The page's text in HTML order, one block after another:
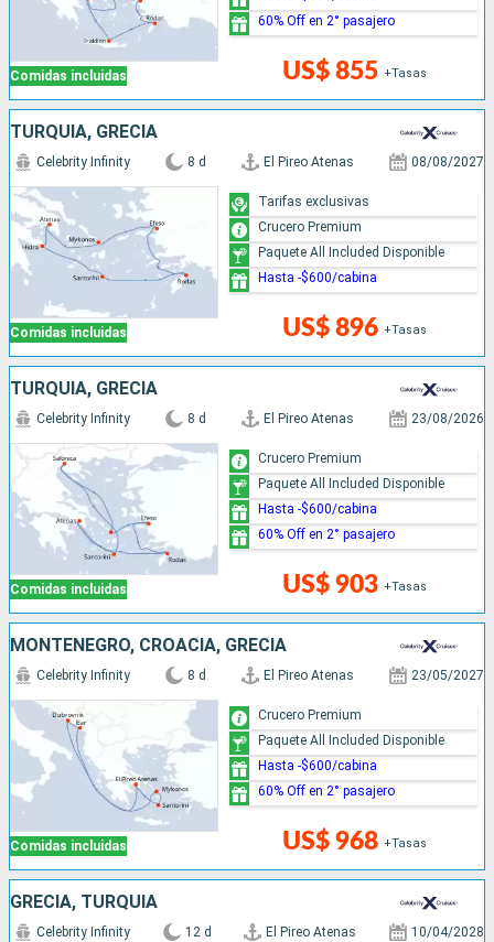
Comidas incluidas US$ 855 +Tasas
60% Off en 2° pasajero
TURQUÍA, GRECIA
Comidas incluidas
Celebrity Infinity 8 d El Pireo Atenas 08/08/2027
US$ 896 +Tasas
Tarifas exclusivas
Crucero Premium
Paquete All Included Disponible
Hasta -$600/cabina
TURQUÍA, GRECIA
Comidas incluidas
Celebrity Infinity 8 d El Pireo Atenas 23/08/2026
US$ 903 +Tasas
Crucero Premium
Paquete All Included Disponible
Hasta -$600/cabina
60% Off en 2° pasajero
MONTENEGRO, CROACIA, GRECIA
Comidas incluidas
Celebrity Infinity 8 d El Pireo Atenas 23/05/2027
US$ 968 +Tasas
Crucero Premium
Paquete All Included Disponible
Hasta -$600/cabina
60% Off en 2° pasajero
GRECIA, TURQUÍA
Celebrity Infinity 12 d El Pireo Atenas 10/04/2028